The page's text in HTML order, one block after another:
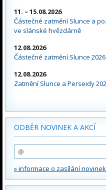
11. – 15.08.2026
Částečné zatmění Slunce a
ve slánské hvězdárně
12.08.2026
Částečné zatmění Slunce
12.08.2026
Zatmění Slunce a Perseidy
ODBĚR NOVINEK A AKCÍ
» informace o zasílání